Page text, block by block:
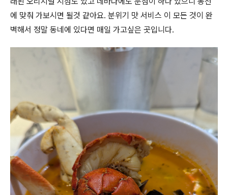
에 맞춰 가보시면 될것 같아요. 분위기 맛 서비스 이 모든 것이 완
벽해서 정말 동네에 있다면 매일 가고싶은 곳입니다.